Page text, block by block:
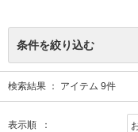
条件を絞り込む
検索結果 ： アイテム 9件
表示順 ：